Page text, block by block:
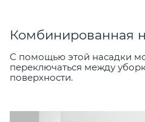
Комбинированная
С помощью этой насадки
переключаться между
поверхности.